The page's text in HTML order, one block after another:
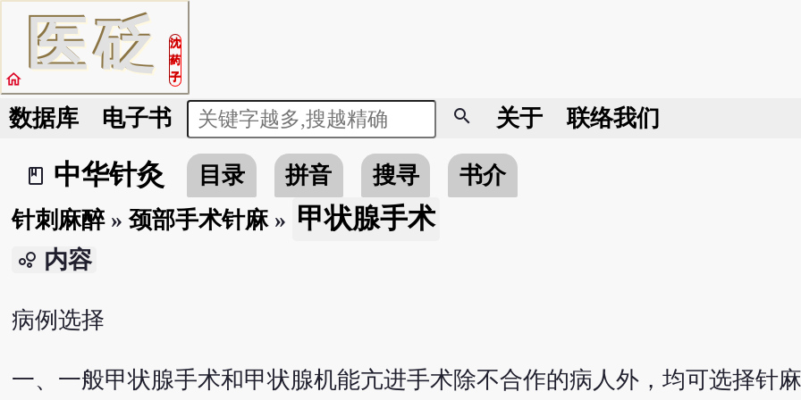
医砭
沈
药
子
home
数据库 电子书 search 关于 联络我们
book_2
中华针灸 目录 拼音 搜寻
书介
针刺麻醉»颈部手术针麻» 甲状腺手术
bubble_chart 内容
病例选择
一、一般甲状腺手术和甲状腺机能亢进手术除不合作的病人外，均可选择针麻